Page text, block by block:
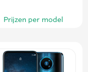
Prijzen per model